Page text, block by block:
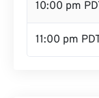
10:00 pm
11:00 pm